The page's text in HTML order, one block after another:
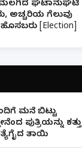
ಘಟಾನುಘಟಿ
ಅಚ್ಚರಿಯ ಗೆಲುವು
[Election]
ಮನೆ ಬಿಟ್ಟು
ಪುತ್ರಿಯನ್ನು ಕತ್ತು
ತಾಯಿ